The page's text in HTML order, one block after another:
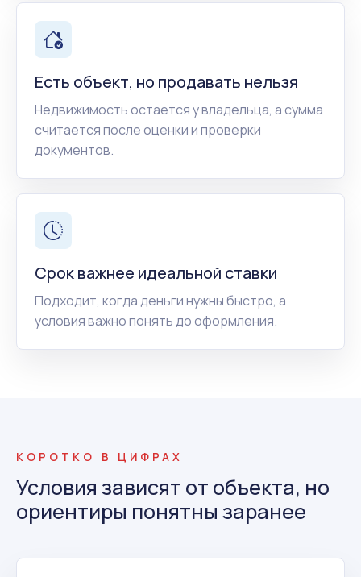
Есть объект, но продавать нельзя
Недвижимость остается у владельца, а сумма
считается после оценки и проверки
документов.
Срок важнее идеальной ставки
Подходит, когда деньги нужны быстро, а
условия важно понять до оформления.
КОРОТКО В ЦИФРАХ
Условия зависят от объекта, но
ориентиры понятны заранее